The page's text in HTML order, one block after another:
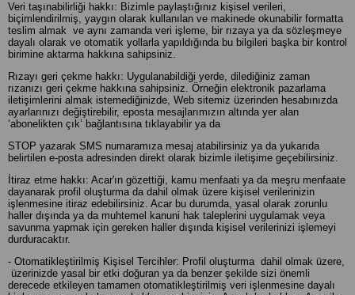
Veri taşınabilirliği hakkı: Bizimle paylaştığınız kişisel verileri,
biçimlendirilmiş, yaygın olarak kullanılan ve makinede okunabilir formatta
teslim almak ve aynı zamanda veri işleme, bir rızaya ya da sözleşmeye
dayalı olarak ve otomatik yollarla yapıldığında bu bilgileri başka bir kontrol
birimine aktarma hakkına sahipsiniz.
Rızayı geri çekme hakkı: Uygulanabildiği yerde, dilediğiniz zaman
rızanızı geri çekme hakkına sahipsiniz. Örneğin elektronik pazarlama
iletişimlerini almak istemediğinizde, Web sitemiz üzerinden hesabınızda
ayarlarınızı değiştirebilir, eposta mesajlarımızın altında yer alan
‘abonelikten çık’ bağlantısına tıklayabilir ya da
STOP yazarak SMS numaramıza mesaj atabilirsiniz ya da yukarıda
belirtilen e-posta adresinden direkt olarak bizimle iletişime geçebilirsiniz.
İtiraz etme hakkı: Acar'ın gözettiği, kamu menfaati ya da meşru menfaate
dayanarak profil oluşturma da dahil olmak üzere kişisel verilerinizin
işlenmesine itiraz edebilirsiniz. Acar bu durumda, yasal olarak zorunlu
haller dışında ya da muhtemel kanuni hak taleplerini uygulamak veya
savunma yapmak için gereken haller dışında kişisel verilerinizi işlemeyi
durduracaktır.
- Otomatikleştirilmiş Kişisel Tercihler: Profil oluşturma dahil olmak üzere,
üzerinizde yasal bir etki doğuran ya da benzer şekilde sizi önemli
derecede etkileyen tamamen otomatikleştirilmiş veri işlenmesine dayalı